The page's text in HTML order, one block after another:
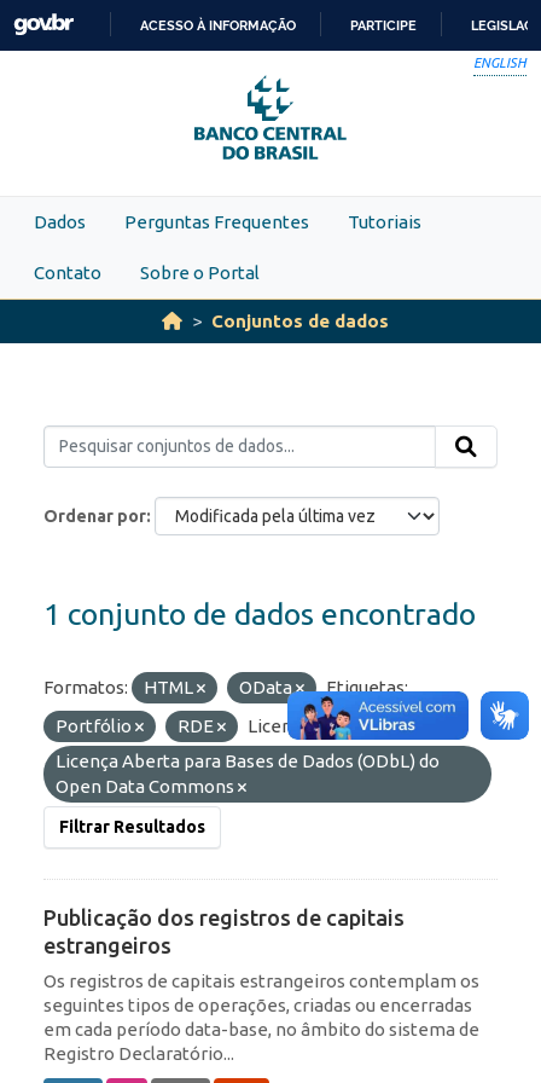
Skip to main content
PARA
O
CONTEÚDO
ACESSO À INFORMAÇÃO PARTICIPE
ENGLISH
Dados Perguntas Frequentes Tutoriais
Contato Sobre o Portal
Conjuntos de dados
Ordenar por
1 conjunto de dados encontrado
Formatos: HTML OData
Etiquetas:
Portfólio
RDE
Licenças:
Licença Aberta para Bases de Dados (ODbL) do
Open Data Commons
Filtrar Resultados
Publicação dos registros de capitais
estrangeiros
Os registros de capitais estrangeiros contemplam os
seguintes tipos de operações, criadas ou encerradas
em cada período data-base, no âmbito do sistema de
Registro Declaratório...